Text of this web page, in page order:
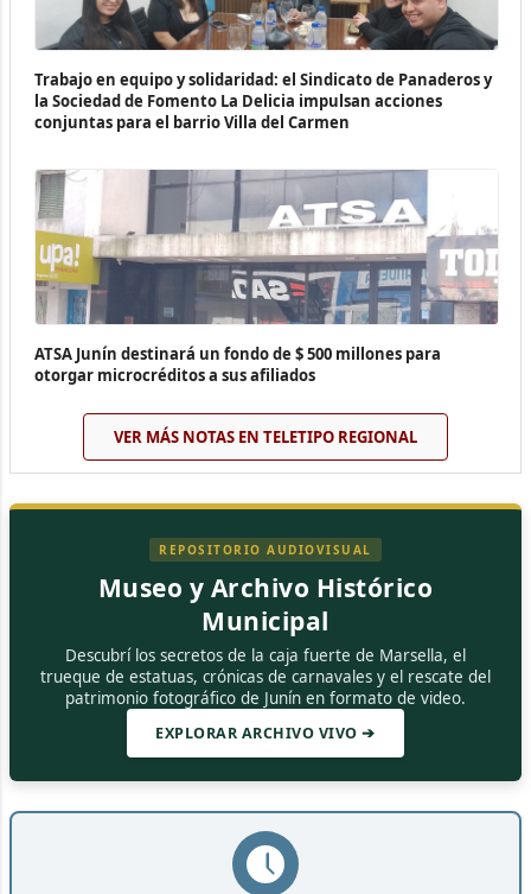
Trabajo en equipo y solidaridad: el Sindicato de Panaderos y
la Sociedad de Fomento La Delicia impulsan acciones
conjuntas para el barrio Villa del Carmen
ATSA Junín destinará un fondo de $ 500 millones para
otorgar microcréditos a sus afiliados
VER MÁS NOTAS EN TELETIPO REGIONAL
REPOSITORIO AUDIOVISUAL
Museo y Archivo Histórico
Municipal
Descubrí los secretos de la caja fuerte de Marsella, el
trueque de estatuas, crónicas de carnavales y el rescate del
patrimonio fotográfico de Junín en formato de video.
EXPLORAR ARCHIVO VIVO ➔